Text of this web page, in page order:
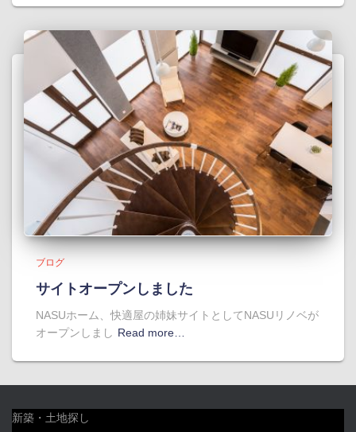
ブログ
サイトオープンしました
NASUホーム、快適屋の姉妹サイトとしてNASUリノベが
オープンしまし Read more…
新築・土地探し